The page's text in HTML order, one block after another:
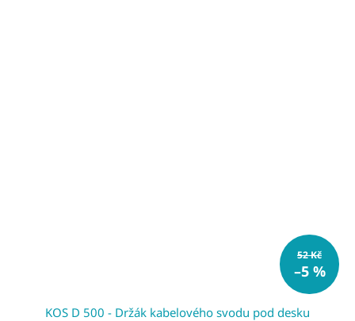
52 Kč
–5 %
KOS D 500 - Držák kabelového svodu pod desku